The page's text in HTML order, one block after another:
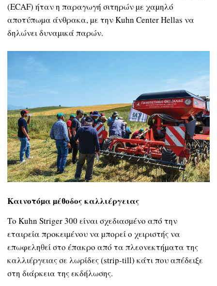
(ECAF) ήταν η παραγωγή σιτηρών µε χαµηλό
αποτύπωµα άνθρακα, µε την Kuhn Center Hellas να
δηλώνει δυναµικά παρών.
Καινοτόµα µέθοδος καλλιέργειας
Το Kuhn Striger 300 είναι σχεδιασµένο από την
εταιρεία προκειµένου να µπορεί ο χειριστής να
επωφεληθεί στο έπακρο από τα πλεονεκτήµατα της
καλλιέργειας σε λωρίδες (strip-till) κάτι που απέδειξε
στη διάρκεια της εκδήλωσης.